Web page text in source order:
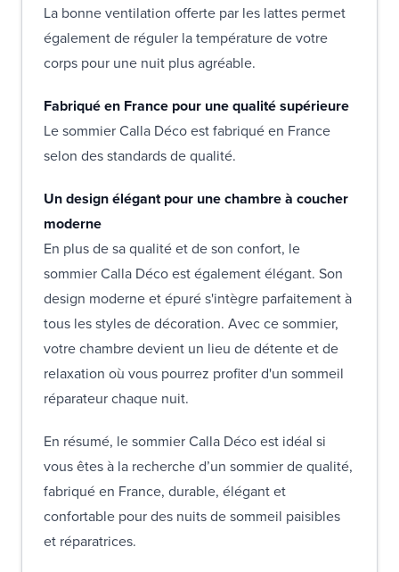
La bonne ventilation offerte par les lattes permet
également de réguler la température de votre
corps pour une nuit plus agréable.
Fabriqué en France pour une qualité supérieure
Le sommier Calla Déco est fabriqué en France
selon des standards de qualité.
Un design élégant pour une chambre à coucher
moderne
En plus de sa qualité et de son confort, le
sommier Calla Déco est également élégant. Son
design moderne et épuré s'intègre parfaitement à
tous les styles de décoration. Avec ce sommier,
votre chambre devient un lieu de détente et de
relaxation où vous pourrez profiter d'un sommeil
réparateur chaque nuit.
En résumé, le sommier Calla Déco est idéal si
vous êtes à la recherche d’un sommier de qualité,
fabriqué en France, durable, élégant et
confortable pour des nuits de sommeil paisibles
et réparatrices.